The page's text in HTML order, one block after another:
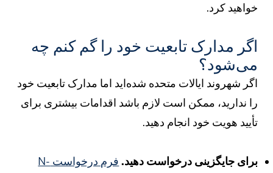
خواهید کرد.
اگر مدارک تابعیت خود را گم کنم چه
می‌شود؟
اگر شهروند ایالات متحده شده‌اید اما مدارک تابعیت خود
را ندارید، ممکن است لازم باشد اقدامات بیشتری برای
تأیید هویت خود انجام دهید.
برای جایگزینی درخواست دهید.
فرم درخواست N-